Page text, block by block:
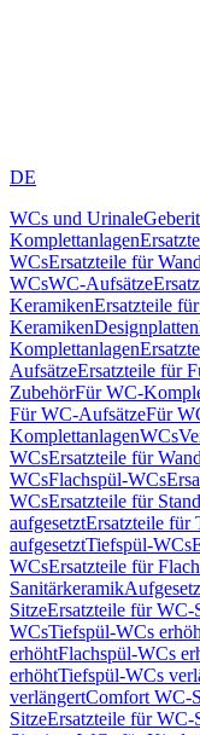
DE
WCs und Urinale
Komplettanlagen
WCsErsatzteile für
WCsWC-Aufsätze
KeramikenErsatzteile
KeramikenDesignplatten
Komplettanlagen
AufsätzeErsatzteile für
ZubehörFür WC-
Für WC-AufsätzeFür
KomplettanlagenWCs
WCsErsatzteile für
WCsFlachspül-WCs
WCsErsatzteile für
aufgesetztErsatzteile für
aufgesetztTiefspül-WCs
WCsErsatzteile für
Sanitärkeramik
SitzeErsatzteile für WC-
WCsTiefspül-WCs
erhöhtFlachspül-WCs
erhöhtTiefspül-WCs
verlängertComfort WC-
SitzeErsatzteile für WC-